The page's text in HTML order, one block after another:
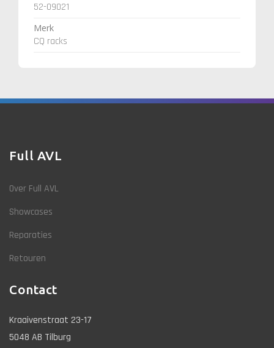
52-09021
Merk
CQ racks
Full AVL
Over Full AVL
Showcases
Reparaties
Retouren
Contact
Kraaivenstraat 23-17
5048 AB Tilburg